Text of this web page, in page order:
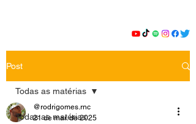
Post
Todas as matérias
Todas as matérias
@rodrigomes.rnc
21 de mar. de 2025